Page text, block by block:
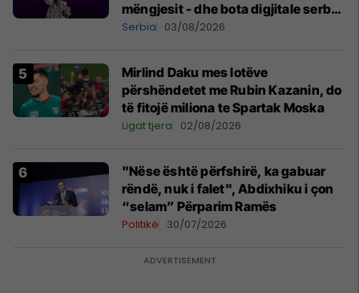
mëngjesit - dhe bota digjitale serbe
shpall gjendjen e luftës
Serbia 03/08/2026
Mirlind Daku mes lotëve
përshëndetet me Rubin Kazanin, do
të fitojë miliona te Spartak Moska
Ligat tjera 02/08/2026
"Nëse është përfshirë, ka gabuar
rëndë, nuk i falet", Abdixhiku i çon
“selam” Përparim Ramës
Politikë 30/07/2026